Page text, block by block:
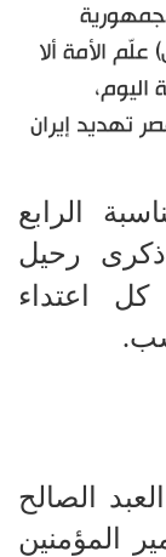
علّم الأمة ألا
اليوم،
تهديد إيران
الرابع
اعتداء
الصالح
المؤمنين